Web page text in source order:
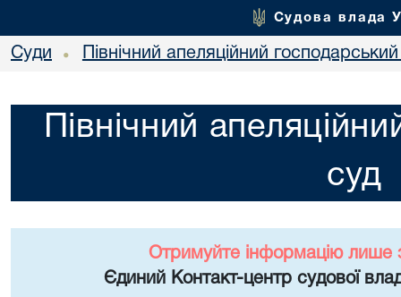
Судова влада
Суди • Північний апеляційний
Північний
суд
Отримуйте інформацію лише
Єдиний Контакт-центр судової